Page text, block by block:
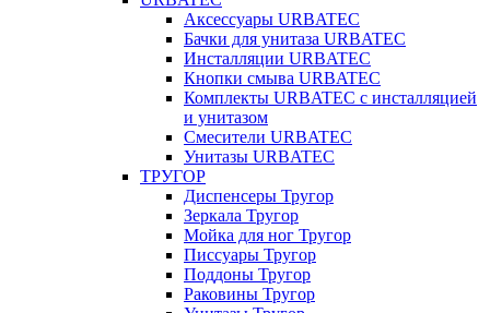
Аксессуары URBATEC
Бачки для унитаза URBATEC
Инсталляции URBATEC
Кнопки смыва URBATEC
Комплекты URBATEC с инсталляцией
и унитазом
Смесители URBATEC
Унитазы URBATEC
ТРУГОР
Диспенсеры Тругор
Зеркала Тругор
Мойка для ног Тругор
Писсуары Тругор
Поддоны Тругор
Раковины Тругор